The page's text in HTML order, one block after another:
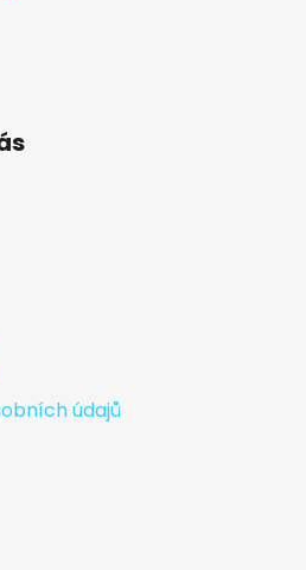
údajů